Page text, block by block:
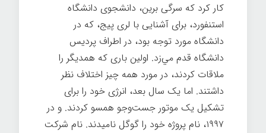
كار كرد که سرگی برین، دانشجوی دانشگاه
استنفورد، برای آشنایی با لری پیج، که در
دانشگاه مورد توجه بود، در اطراف پردیس
دانشگاه قدم مي‌زد. اولین باری که همدیگر را
ملاقات کردند، در مورد همه چیز اختلاف نظر
داشتند. اما یک سال بعد، انرژی خود را برای
تشکیل یک موتور جست‌وجو همسو کردند. و در
۱۹۹۷، نام پروژه خود را گوگل نامیدند. نام شرکت